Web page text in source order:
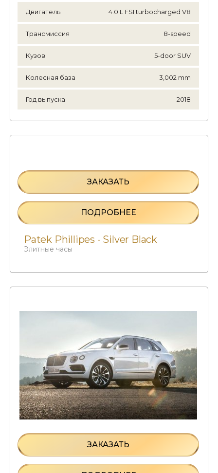
Двигатель 4.0 L FSI turbocharged V8
Трансмиссия 8-speed
Кузов 5-door SUV
Колесная база 3,002 mm
Год выпуска 2018
ЗАКАЗАТЬ
ПОДРОБНЕЕ
Patek Phillipes - Silver Black
Элитные часы
ЗАКАЗАТЬ